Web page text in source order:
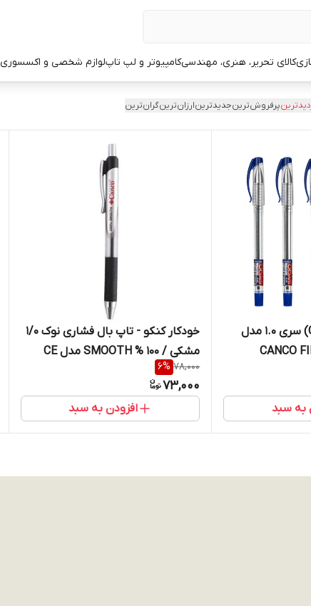
کالای تحریر، هنری، مهندسیکامپیوتر و لپ تاپلوازم شخصی و اکسسوری
پرفروش‌ترینجدیدترینارزان‌ترینگران‌ترین
خودکار کنکو (Canco) سری 1.0 مدل
به سبد
خودکار کنکو - تاپ بال فشاری نوک 1/0
مشکی / 100 % SMOOTH مدل CE
3030
78,000
6%
73,000
افزودن به سبد